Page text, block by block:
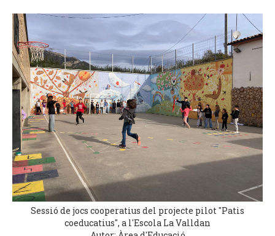
Sessió de jocs cooperatius del projecte pilot "Patis
coeducatius", a l'Escola La Valldan